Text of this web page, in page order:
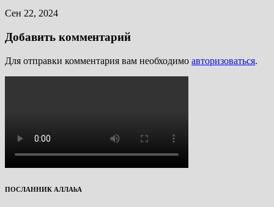
Сен 22, 2024
Добавить комментарий
Для отправки комментария вам необходимо авторизоваться.
ПОСЛАННИК АЛЛАhА